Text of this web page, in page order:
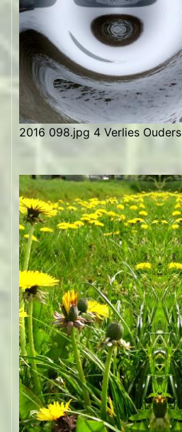
2016 098.jpg 4 Verlies Ouders